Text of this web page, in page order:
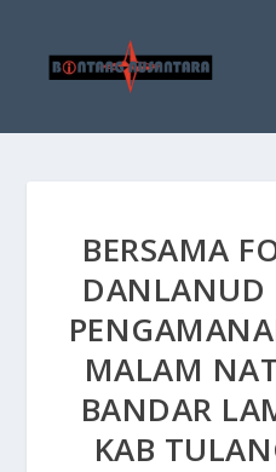
BERSAMA
DANLANUD
MALAM
BANDAR
KAB